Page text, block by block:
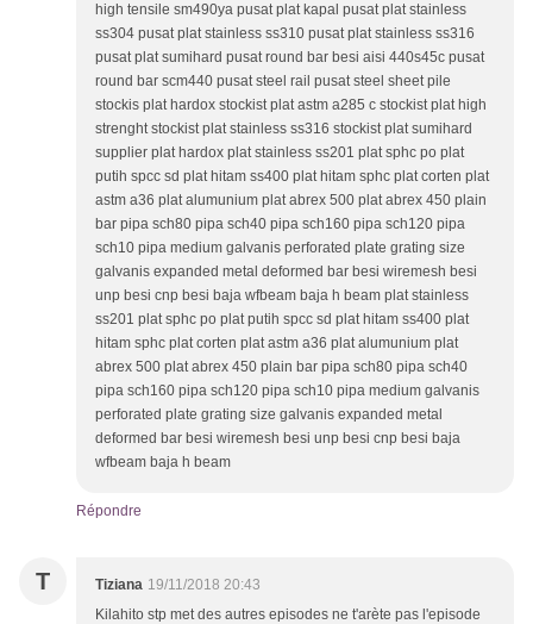
high tensile sm490ya pusat plat kapal pusat plat stainless
ss304 pusat plat stainless ss310 pusat plat stainless ss316
pusat plat sumihard pusat round bar besi aisi 440s45c pusat
round bar scm440 pusat steel rail pusat steel sheet pile
stockis plat hardox stockist plat astm a285 c stockist plat high
strenght stockist plat stainless ss316 stockist plat sumihard
supplier plat hardox plat stainless ss201 plat sphc po plat
putih spcc sd plat hitam ss400 plat hitam sphc plat corten plat
astm a36 plat alumunium plat abrex 500 plat abrex 450 plain
bar pipa sch80 pipa sch40 pipa sch160 pipa sch120 pipa
sch10 pipa medium galvanis perforated plate grating size
galvanis expanded metal deformed bar besi wiremesh besi
unp besi cnp besi baja wfbeam baja h beam plat stainless
ss201 plat sphc po plat putih spcc sd plat hitam ss400 plat
hitam sphc plat corten plat astm a36 plat alumunium plat
abrex 500 plat abrex 450 plain bar pipa sch80 pipa sch40
pipa sch160 pipa sch120 pipa sch10 pipa medium galvanis
perforated plate grating size galvanis expanded metal
deformed bar besi wiremesh besi unp besi cnp besi baja
wfbeam baja h beam
Répondre
T Tiziana 19/11/2018 20:43
Kilahito stp met des autres episodes ne t'arète pas l'episode